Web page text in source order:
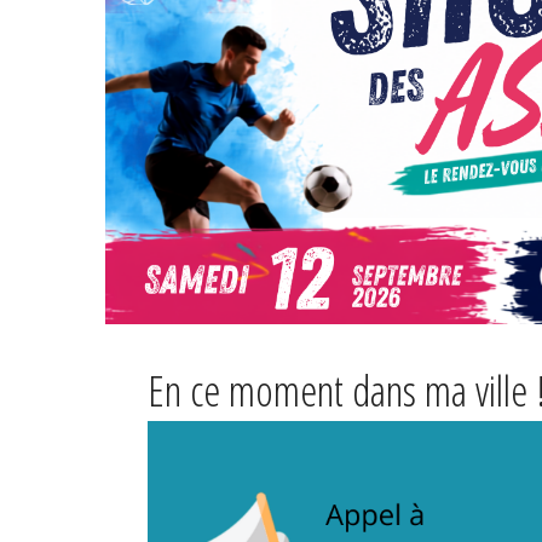
En ce moment dans ma ville